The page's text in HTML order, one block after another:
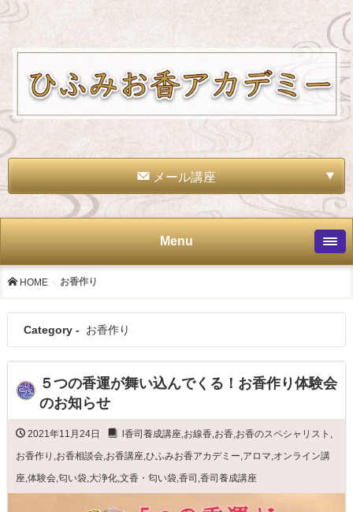
メール講座
Menu
HOME お香作り
Category - お香作り
５つの香運が舞い込んでくる！お香作り体験会
のお知らせ
2021年11月24日 l香司養成講座,お線香,お香,お香のスペシャリスト ,
お香作り ,お香相談会,お香講座,ひふみお香アカデミー,アロマ,オンライン講
座,体験会,匂い袋,大浄化,文香・匂い袋,香司 ,香司養成講座